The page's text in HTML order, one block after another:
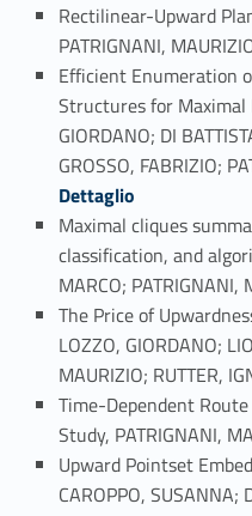
Rectilinear-Upward
PATRIGNANI,
Efficient Enumeration
Structures for Maximal
GIORDANO; DI
GROSSO, FABRIZIO;
Dettaglio
Maximal cliques
classification, and
MARCO; PATRIGNANI,
The Price of
LOZZO, GIORDANO;
MAURIZIO; RUTTER,
Time-Dependent
Study, PATRIGNANI,
Upward Pointset
CAROPPO, SUSANNA;